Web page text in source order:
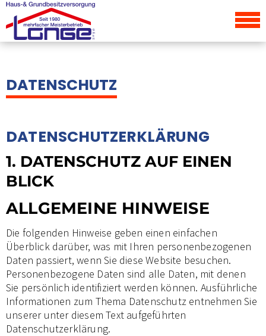
DATENSCHUTZ
DATENSCHUTZ­ERKLÄRUNG
1. DATENSCHUTZ AUF EINEN
BLICK
ALLGEMEINE HINWEISE
Die folgenden Hinweise geben einen einfachen
Überblick darüber, was mit Ihren personenbezogenen
Daten passiert, wenn Sie diese Website besuchen.
Personenbezogene Daten sind alle Daten, mit denen
Sie persönlich identifiziert werden können. Ausführliche
Informationen zum Thema Datenschutz entnehmen Sie
unserer unter diesem Text aufgeführten
Datenschutzerklärung.